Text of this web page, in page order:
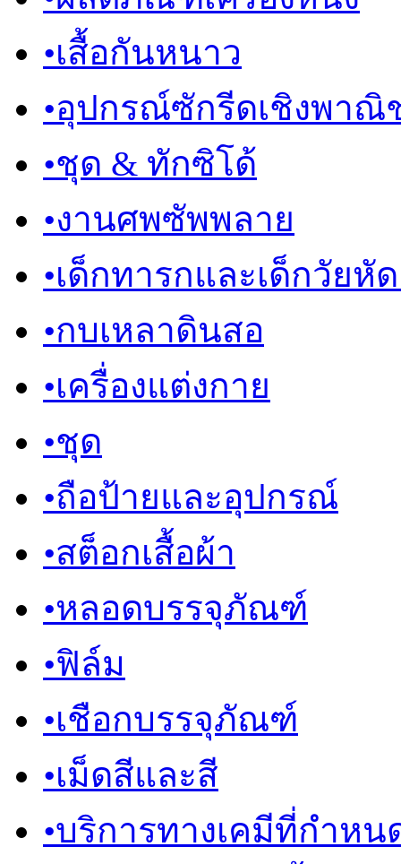
•เสื้อกันหนาว
•อุปกรณ์ซักรีดเชิงพาณิ
•ชุด & ทักซิโด้
•งานศพซัพพลาย
•เด็กทารกและเด็กวัยหั
•กบเหลาดินสอ
•เครื่องแต่งกาย
•ชุด
•ถือป้ายและอุปกรณ์
•สต็อกเสื้อผ้า
•หลอดบรรจุภัณฑ์
•ฟิล์ม
•เชือกบรรจุภัณฑ์
•เม็ดสีและสี
•บริการทางเคมีที่กำหน